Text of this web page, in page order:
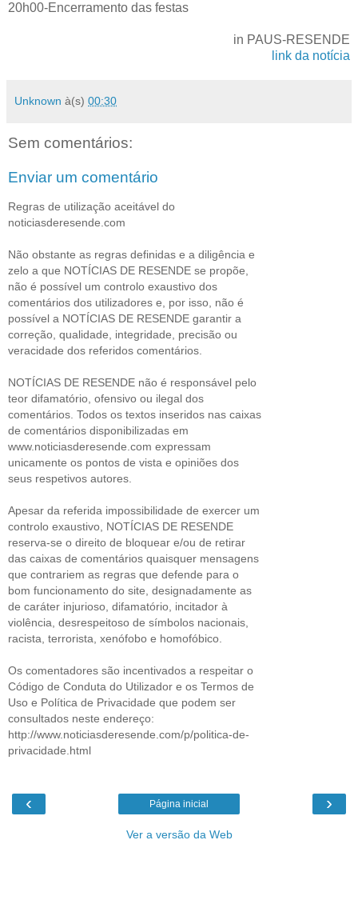
20h00-Encerramento das festas
in PAUS-RESENDE
link da notícia
Unknown à(s) 00:30
Sem comentários:
Enviar um comentário
Regras de utilização aceitável do
noticiasderesende.com
Não obstante as regras definidas e a diligência e
zelo a que NOTÍCIAS DE RESENDE se propõe,
não é possível um controlo exaustivo dos
comentários dos utilizadores e, por isso, não é
possível a NOTÍCIAS DE RESENDE garantir a
correção, qualidade, integridade, precisão ou
veracidade dos referidos comentários.
NOTÍCIAS DE RESENDE não é responsável pelo
teor difamatório, ofensivo ou ilegal dos
comentários. Todos os textos inseridos nas caixas
de comentários disponibilizadas em
www.noticiasderesende.com expressam
unicamente os pontos de vista e opiniões dos
seus respetivos autores.
Apesar da referida impossibilidade de exercer um
controlo exaustivo, NOTÍCIAS DE RESENDE
reserva-se o direito de bloquear e/ou de retirar
das caixas de comentários quaisquer mensagens
que contrariem as regras que defende para o
bom funcionamento do site, designadamente as
de caráter injurioso, difamatório, incitador à
violência, desrespeitoso de símbolos nacionais,
racista, terrorista, xenófobo e homofóbico.
Os comentadores são incentivados a respeitar o
Código de Conduta do Utilizador e os Termos de
Uso e Política de Privacidade que podem ser
consultados neste endereço:
http://www.noticiasderesende.com/p/politica-de-
privacidade.html
‹ ›
Página inicial
Ver a versão da Web